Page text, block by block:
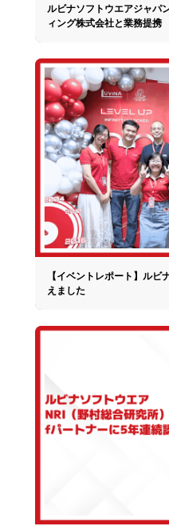
ルビナソフトウエアジャパ
ィング株式会社と業務提携
【イベントレポート】ル
えました